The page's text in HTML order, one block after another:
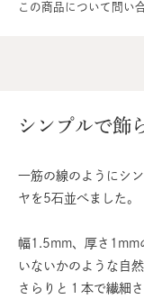
この商品について問い
シンプルで飾
一筋の線のようにシ
ヤを5石並べました。
幅1.5mm、厚さ1mm
いないかのような自
さらりと１本で繊細